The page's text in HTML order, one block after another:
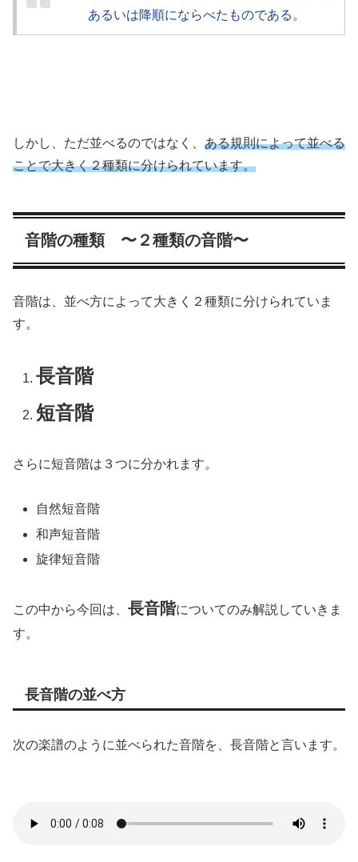
あるいは降順にならべたものである。
しかし、ただ並べるのではなく、 ある規則によって並べる
ことで大きく２種類に分けられています。
音階の種類 〜２種類の音階〜
音階は、並べ方によって大きく２種類に分けられていま
す。
長音階
短音階
さらに短音階は３つに分かれます。
自然短音階
和声短音階
旋律短音階
この中から今回は、 長音階についてのみ解説していきま
す。
長音階の並べ方
次の楽譜のように並べられた音階を、長音階と言います。